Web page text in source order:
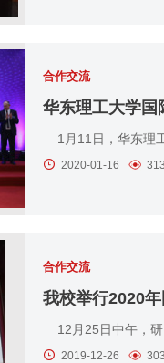
合作交流
华东理工大学国
1月11日，华东理
2020-01-16
合作交流
我校举行2020
12月25日中午，研
2019-12-26